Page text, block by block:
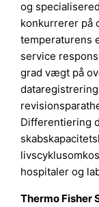
og
konkurrerer på
temperaturens
service
grad vægt på
Differentiering
hospitaler og
Thermo Fisher